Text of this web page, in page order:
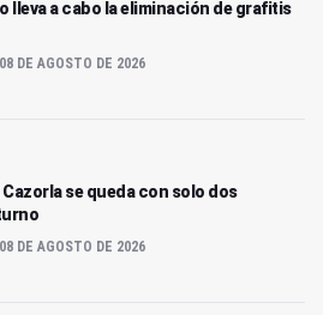
lleva a cabo la eliminación de grafitis
DE AGOSTO DE 2026
se queda con solo dos
DE AGOSTO DE 2026